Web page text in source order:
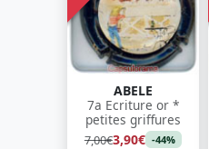
ABELE
7a Ecriture or *
petites griffures
7,00€3,90€ -44%